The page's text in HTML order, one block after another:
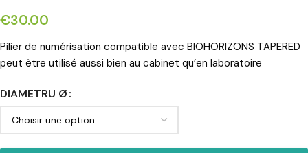
€30.00
Pilier de numérisation compatible avec BIOHORIZONS TAPERED
peut être utilisé aussi bien au cabinet qu’en laboratoire
DIAMETRU Ø